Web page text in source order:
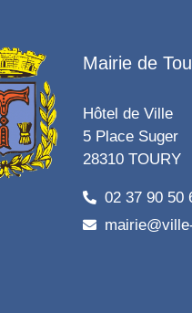
Mairie de
Hôtel de Ville
5 Place Suger
28310 TOURY
02 37 90 50